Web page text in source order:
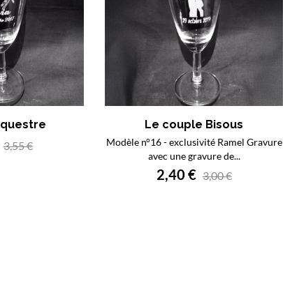
3,55 €
Le couple Bisous
Modèle n°16 - exclusivité Ramel Gravure
avec une gravure de...
2,40 € 3,00 €